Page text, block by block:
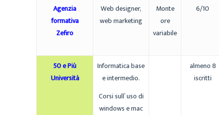
Agenzia
formativa
Zefiro
Web designer,
web marketing
Monte
ore
variabile
6/10
50 e Più
Università
Informatica base
e intermedio.
Corsi sull’ uso di
windows e mac
almeno 8
iscritti